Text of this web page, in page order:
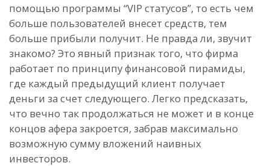
помощью программы “VIP статусов”, то есть чем
больше пользователей внесет средств, тем
больше прибыли получит. Не правда ли, звучит
знакомо? Это явный признак того, что фирма
работает по принципу финансовой пирамиды,
где каждый предыдущий клиент получает
деньги за счет следующего. Легко предсказать,
что вечно так продолжаться не может и в конце
концов афера закроется, забрав максимально
возможную сумму вложений наивных
инвесторов.